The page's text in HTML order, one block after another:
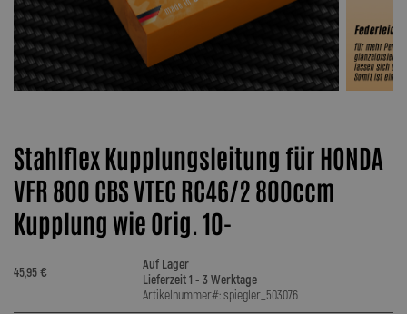
Stahlflex Kupplungsleitung für HONDA
VFR 800 CBS VTEC RC46/2 800ccm
Kupplung wie Orig. 10-
45,95 €
Auf Lager
Lieferzeit 1 - 3 Werktage
Artikelnummer#: spiegler_503076